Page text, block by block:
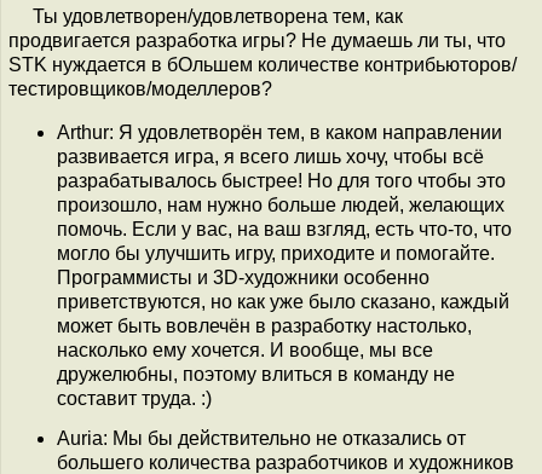
Ты удовлетворен/удовлетворена тем, как
продвигается разработка игры? Не думаешь ли ты, что
STK нуждается в бОльшем количестве контрибьюторов/
тестировщиков/моделлеров?
Arthur: Я удовлетворён тем, в каком направлении
развивается игра, я всего лишь хочу, чтобы всё
разрабатывалось быстрее! Но для того чтобы это
произошло, нам нужно больше людей, желающих
помочь. Если у вас, на ваш взгляд, есть что-то, что
могло бы улучшить игру, приходите и помогайте.
Программисты и 3D-художники особенно
приветствуются, но как уже было сказано, каждый
может быть вовлечён в разработку настолько,
насколько ему хочется. И вообще, мы все
дружелюбны, поэтому влиться в команду не
составит труда. :)
Auria: Мы бы действительно не отказались от
большего количества разработчиков и художников